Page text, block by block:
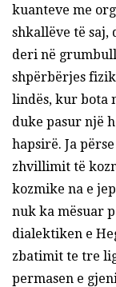
kuanteve me
shkallëve të
deri në
shpërbërjes
lindës, kur bota
duke pasur një
hapsirë. Ja
zhvillimit të
kozmike na e
nuk ka mësuar
dialektiken e
zbatimit te tre
permasen e